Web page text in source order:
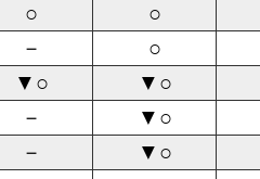
○ ○
－ ○
▼○ ▼○
－ ▼○
－ ▼○